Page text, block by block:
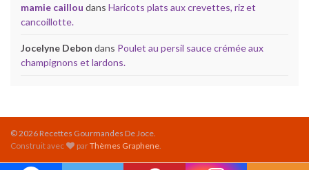
mamie caillou dans Haricots plats aux crevettes, riz et
cancoillotte.
Jocelyne Debon dans Poulet au persil sauce crémée aux
champignons et lardons.
© 2026 Recettes Gourmandes De Joce.
Construit avec
parThèmes Graphene